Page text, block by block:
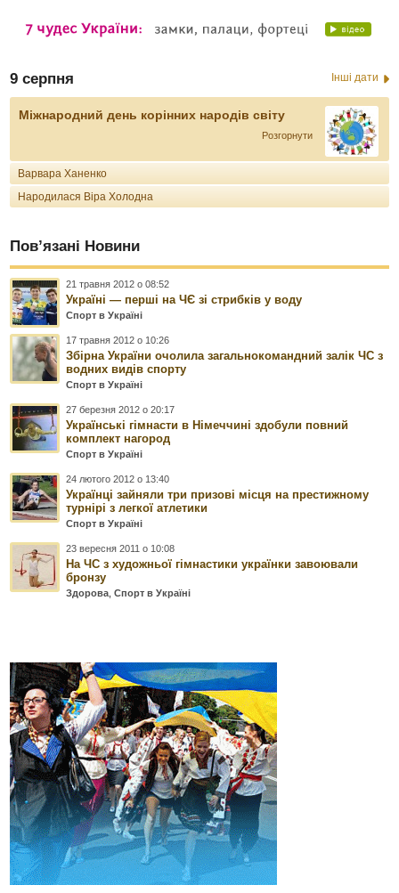
9 серпня Інші дати
Міжнародний день корінних народів світу
Розгорнути
Варвара Ханенко
Народилася Віра Холодна
Пов’язані Новини
21 травня 2012 о 08:52
Україні — перші на ЧЄ зі стрибків у воду
Спорт в Україні
17 травня 2012 о 10:26
Збірна України очолила загальнокомандний залік ЧС з
водних видів спорту
Спорт в Україні
27 березня 2012 о 20:17
Українські гімнасти в Німеччині здобули повний
комплект нагород
Спорт в Україні
24 лютого 2012 о 13:40
Українці зайняли три призові місця на престижному
турнірі з легкої атлетики
Спорт в Україні
23 вересня 2011 о 10:08
На ЧС з художньої гімнастики українки завоювали
бронзу
Здорова ,Спорт в Україні